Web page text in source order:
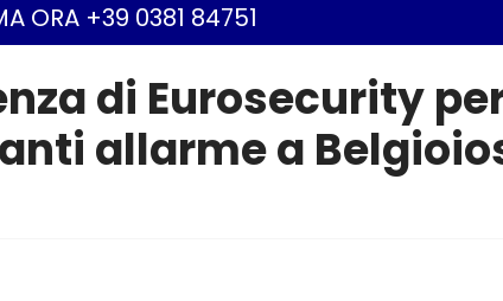
ORA +39 0381 84751
di Eurosecurity
allarme a